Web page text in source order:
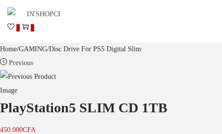
0 0
Home/GAMING/Disc Drive For PS5 Digital Slim
Previous
PlayStation5 SLIM CD 1TB
450.000CFA